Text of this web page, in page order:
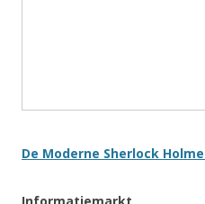
De Moderne Sherlock